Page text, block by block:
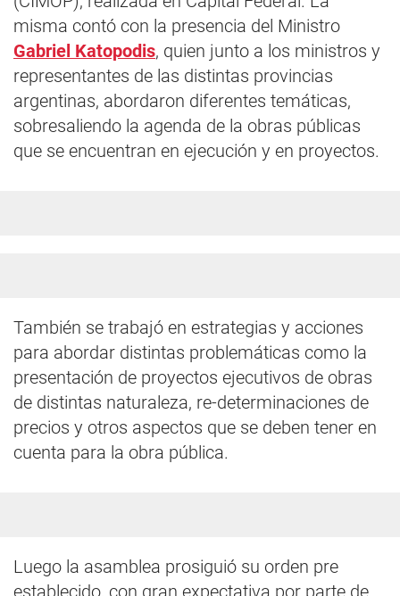
misma contó con la presencia del Ministro
Gabriel Katopodis, quien junto a los ministros y
representantes de las distintas provincias
argentinas, abordaron diferentes temáticas,
sobresaliendo la agenda de la obras públicas
que se encuentran en ejecución y en proyectos.
También se trabajó en estrategias y acciones
para abordar distintas problemáticas como la
presentación de proyectos ejecutivos de obras
de distintas naturaleza, re-determinaciones de
precios y otros aspectos que se deben tener en
cuenta para la obra pública.
Luego la asamblea prosiguió su orden pre